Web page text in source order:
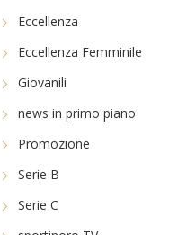
Eccellenza
Eccellenza Femminile
Giovanili
news in primo piano
Promozione
Serie B
Serie C